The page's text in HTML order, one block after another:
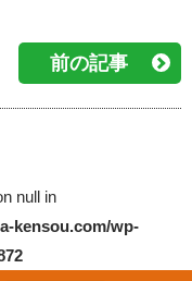
前の記事
null in
kensou.com/wp-